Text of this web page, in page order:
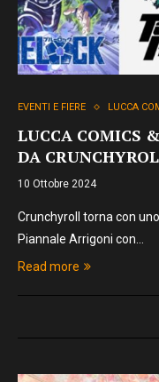
EVENTI E FIERE LUCCA
LUCCA COMICS
DA
10 Ottobre 2024
Crunchyroll torna con
Piannale Arrigoni con…
Read more